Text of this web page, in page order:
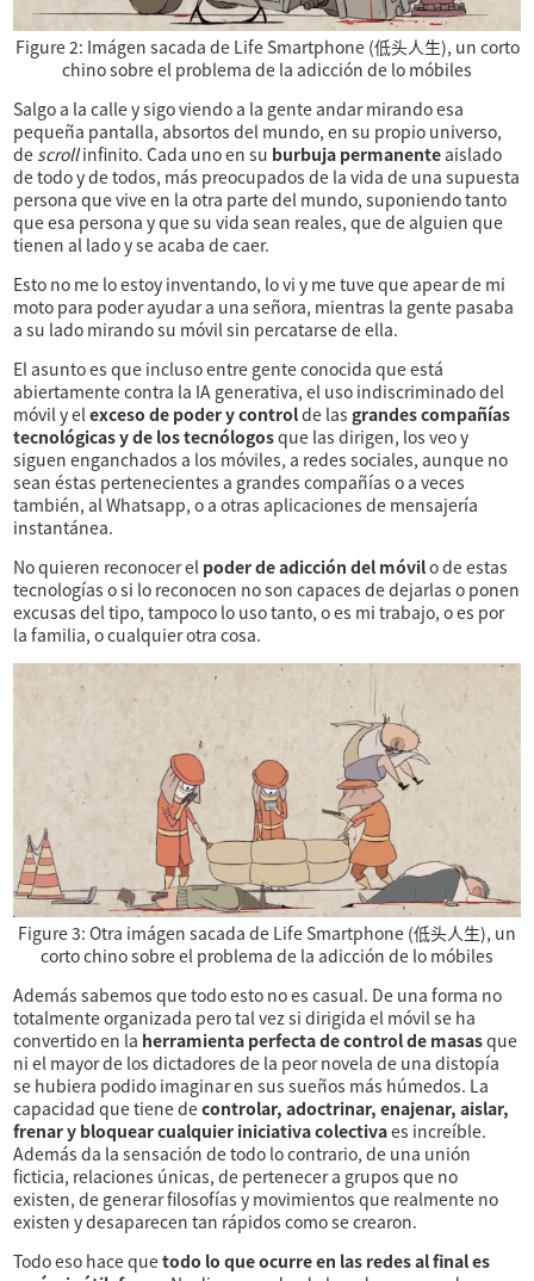
Figure 2: Imágen sacada de Life Smartphone (低头人生), un corto
chino sobre el problema de la adicción de lo móbiles
Salgo a la calle y sigo viendo a la gente andar mirando esa
pequeña pantalla, absortos del mundo, en su propio universo,
de scrollinfinito. Cada uno en su burbuja permanente aislado
de todo y de todos, más preocupados de la vida de una supuesta
persona que vive en la otra parte del mundo, suponiendo tanto
que esa persona y que su vida sean reales, que de alguien que
tienen al lado y se acaba de caer.
Esto no me lo estoy inventando, lo vi y me tuve que apear de mi
moto para poder ayudar a una señora, mientras la gente pasaba
a su lado mirando su móvil sin percatarse de ella.
El asunto es que incluso entre gente conocida que está
abiertamente contra la IA generativa, el uso indiscriminado del
móvil y elexceso de poder y controlde lasgrandes compañías
tecnológicas y de los tecnólogosque las dirigen, los veo y
siguen enganchados a los móviles, a redes sociales, aunque no
sean éstas pertenecientes a grandes compañías o a veces
también, al Whatsapp, o a otras aplicaciones de mensajería
instantánea.
No quieren reconocer el poder de adicción del móvilo de estas
tecnologías o si lo reconocen no son capaces de dejarlas o ponen
excusas del tipo, tampoco lo uso tanto, o es mi trabajo, o es por
la familia, o cualquier otra cosa.
Figure 3: Otra imágen sacada de Life Smartphone (低头人生), un
corto chino sobre el problema de la adicción de lo móbiles
Además sabemos que todo esto no es casual. De una forma no
totalmente organizada pero tal vez si dirigida el móvil se ha
convertido en la herramienta perfecta de control de masasque
ni el mayor de los dictadores de la peor novela de una distopía
se hubiera podido imaginar en sus sueños más húmedos. La
capacidad que tiene decontrolar, adoctrinar, enajenar, aislar,
frenar y bloquear cualquier iniciativa colectivaes increíble.
Además da la sensación de todo lo contrario, de una unión
ficticia, relaciones únicas, de pertenecer a grupos que no
existen, de generar filosofías y movimientos que realmente no
existen y desaparecen tan rápidos como se crearon.
Todo eso hace quetodo lo que ocurre en las redes al final es